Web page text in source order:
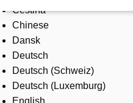
Products & Solutions
Industries
Services
About us
Where to buy
Contact us
Careers
Čeština
Chinese
Dansk
Deutsch
Deutsch (Schweiz)
Deutsch (Luxemburg)
English